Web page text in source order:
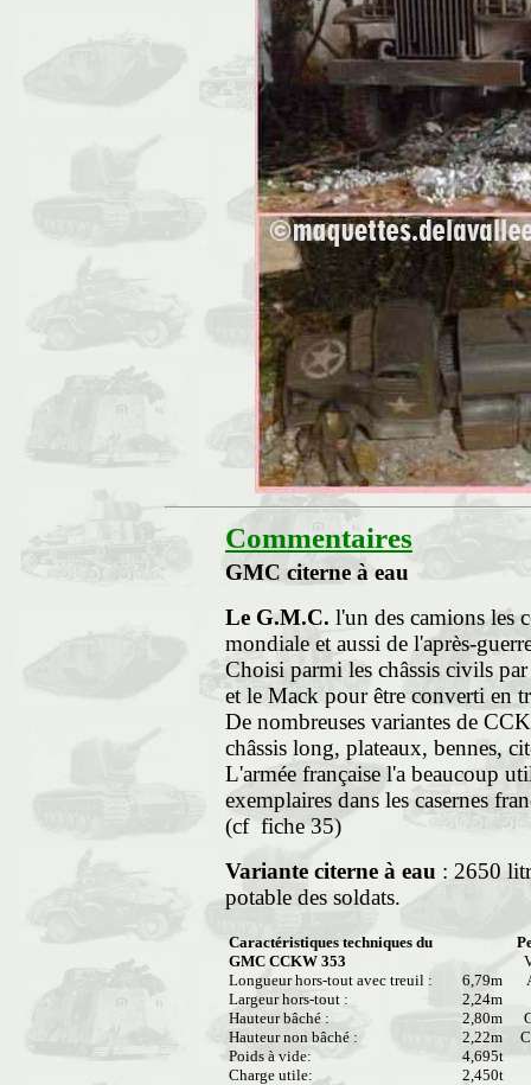
Commentaires
GMC citerne à eau
Le G.M.C. l'un des camions les
mondiale et aussi de l'après-
Choisi parmi les châssis civils
et le Mack pour être converti en
De nombreuses variantes de
châssis long, plateaux, bennes,
L'armée française l'a beaucoup
exemplaires dans les casernes
(cf fiche 35)
Variante citerne à eau : 2650
potable des soldats.
Caractéristiques techniques du
GMC CCKW 353
Longueur hors-tout avec treuil :
Largeur hors-tout :
Hauteur bâché :
Hauteur non bâché :
Poids à vide:
Charge utile:
6,79m
2,24m
2,80m
2,22m
4,695t
2,450t